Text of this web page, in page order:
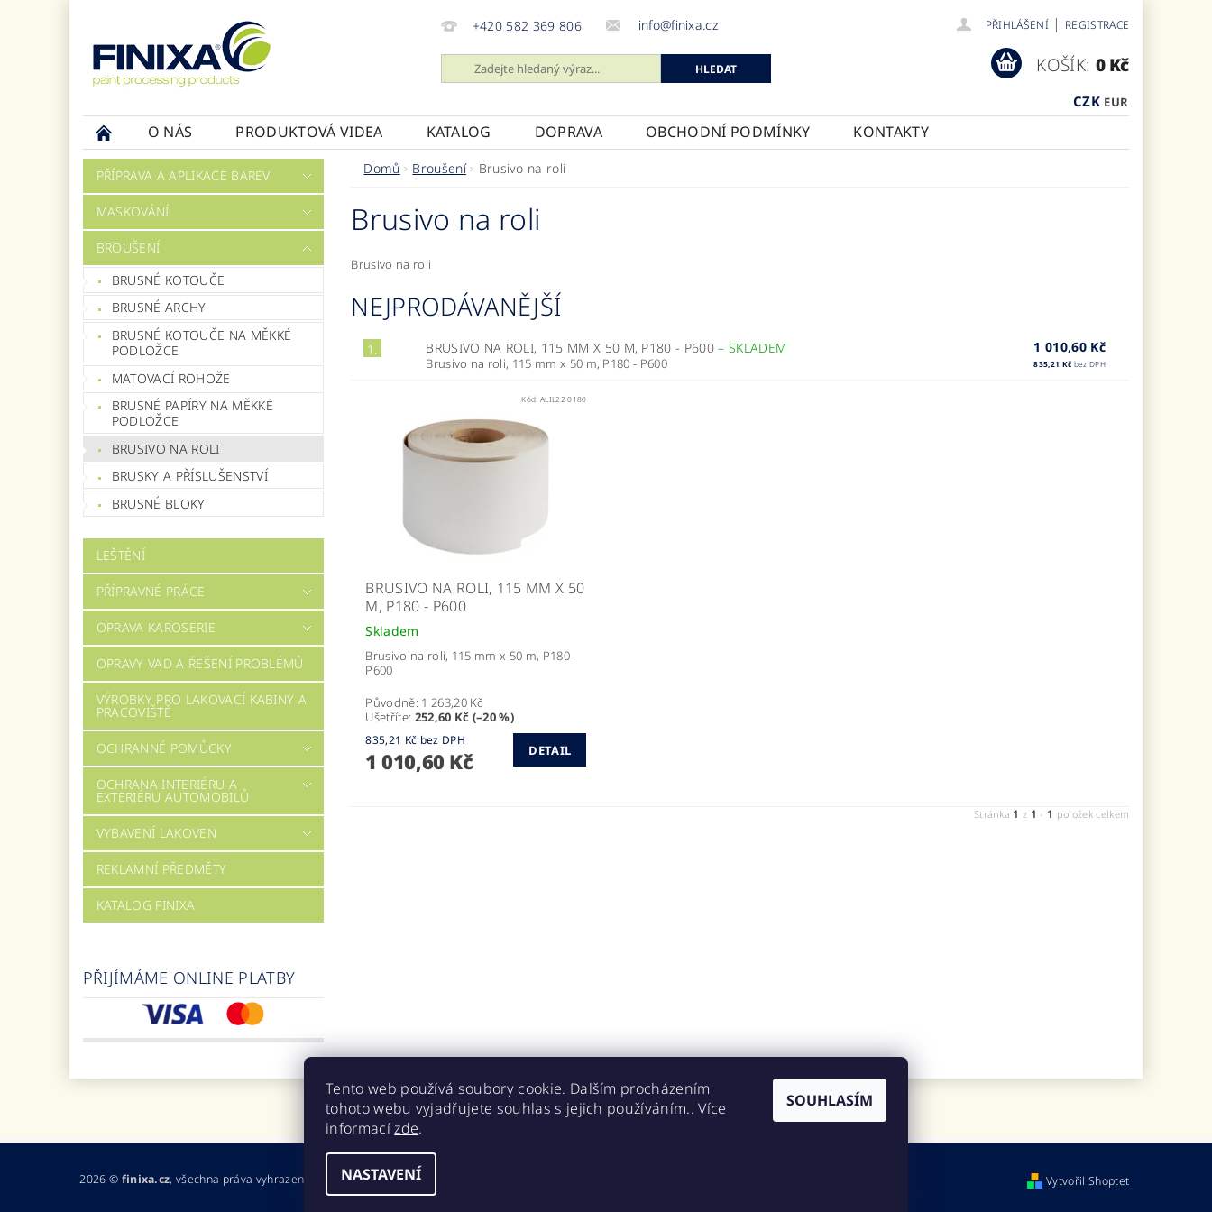
+420 582 369 806 info@finixa.cz PŘIHLÁŠENÍ | REGISTRACE
CZK EUR
KOŠÍK: 0 Kč
O NÁS PRODUKTOVÁ VIDEA KATALOG DOPRAVA OBCHODNÍ PODMÍNKY KONTAKTY
PŘÍPRAVA A APLIKACE BAREV
MASKOVÁNÍ
BROUŠENÍ
BRUSNÉ KOTOUČE
BRUSNÉ ARCHY
BRUSNÉ KOTOUČE NA MĚKKÉ
PODLOŽCE
MATOVACÍ ROHOŽE
BRUSNÉ PAPÍRY NA MĚKKÉ
PODLOŽCE
BRUSIVO NA ROLI
BRUSKY A PŘÍSLUŠENSTVÍ
BRUSNÉ BLOKY
LEŠTĚNÍ
PŘÍPRAVNÉ PRÁCE
OPRAVA KAROSERIE
OPRAVY VAD A ŘEŠENÍ PROBLÉMŮ
VÝROBKY PRO LAKOVACÍ KABINY A
PRACOVIŠTĚ
OCHRANNÉ POMŮCKY
OCHRANA INTERIÉRU A
EXTERIÉRU AUTOMOBILŮ
VYBAVENÍ LAKOVEN
REKLAMNÍ PŘEDMĚTY
KATALOG FINIXA
PŘIJÍMÁME ONLINE PLATBY
Domů Broušení Brusivo na roli
Brusivo na roli
Brusivo na roli
NEJPRODÁVANĚJŠÍ
1. BRUSIVO NA ROLI, 115 MM X 50 M, P180 - P600– SKLADEM
Brusivo na roli, 115 mm x 50 m, P180 - P600
1 010,60 Kč
835,21 Kč bez DPH
Kód: ALIL22 0180
BRUSIVO NA ROLI, 115 MM X 50
M, P180 - P600
Skladem
Brusivo na roli, 115 mm x 50 m, P180 -
P600
Původně: 1 263,20 Kč
Ušetříte: 252,60 Kč (–20 %)
835,21 Kč bez DPH
1 010,60 Kč DETAIL
Stránka 1 z 1 - 1 položek celkem
2026 © finixa.cz, všechna práva vyhrazena Vytvořil Shoptet
Tento web používá soubory cookie. Dalším procházením
tohoto webu vyjadřujete souhlas s jejich používáním.. Více
informacízde.
NASTAVENÍ
SOUHLASÍM